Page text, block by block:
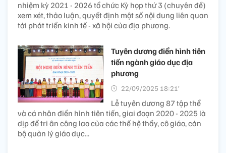
nhiệm kỳ 2021 - 2026 tổ chức Kỳ họp thứ 3 (chuyên đề)
xem xét, thảo luận, quyết định một số nội dung liên quan
tới phát triển kinh tế - xã hội của địa phương.
Tuyên dương điển hình tiên
tiến ngành giáo dục địa
phương
22/09/2025 18:21’
Lễ tuyên dương 87 tập thể
và cá nhân điển hình tiên tiến, giai đoạn 2020 - 2025 là
dịp để tri ân công lao của các thế hệ thầy, cô giáo, cán
bộ quản lý giáo dục...